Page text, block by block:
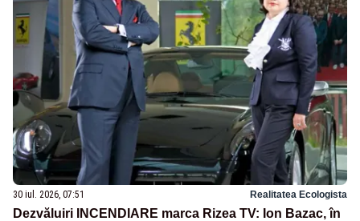
30 iul. 2026, 07:51 Realitatea Ecologista
Dezvăluiri INCENDIARE marca Rizea TV: Ion Bazac, în